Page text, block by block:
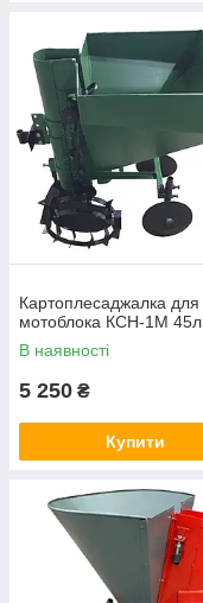
Картоплесаджалка для
мотоблока КСН-1М 45л.
В наявності
5 250 ₴
Купити